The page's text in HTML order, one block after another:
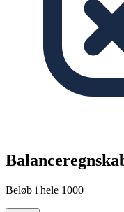
Beløb i hele 1000